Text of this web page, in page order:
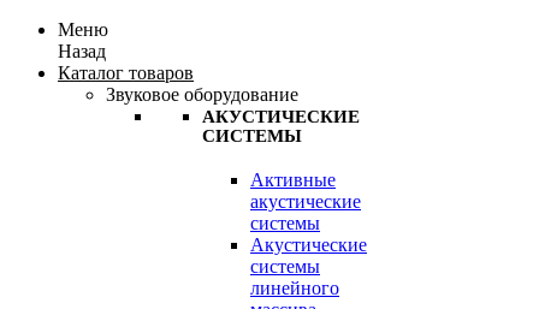
Меню
Назад
Каталог товаров
Звуковое оборудование
АКУСТИЧЕСКИЕ
СИСТЕМЫ
Активные
акустические
системы
Акустические
системы
линейного